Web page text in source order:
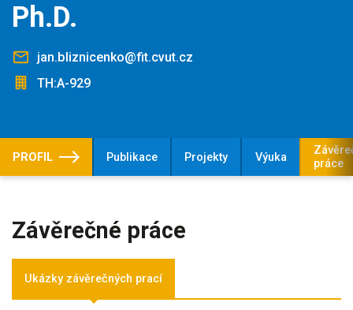
Ph.D.
jan.bliznicenko@fit.cvut.cz
TH:A-929
PROFIL Publikace Projekty Výuka
práce
Závěrečné práce
Ukázky závěrečných prací